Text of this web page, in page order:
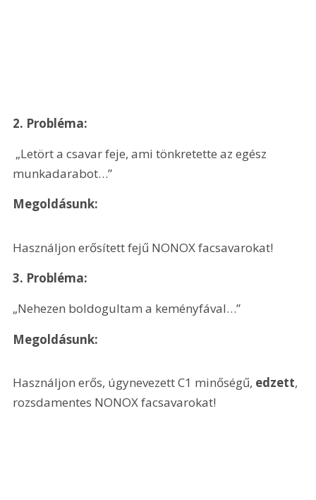
2. Probléma:
munkadarabot…”
Megoldásunk:
Használjon erősített fejű NONOX facsavarokat!
3. Probléma:
„Nehezen boldogultam a keményfával…”
Megoldásunk:
Használjon erős, úgynevezett C1 minőségű, edzett,
rozsdamentes NONOX facsavarokat!